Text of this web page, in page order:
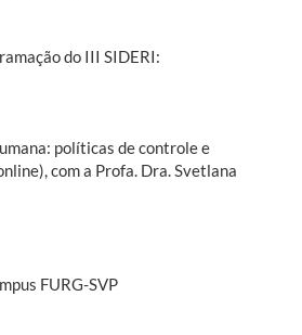
do III SIDERI:
políticas de controle e
com a Profa. Dra. Svetlana
FURG-SVP